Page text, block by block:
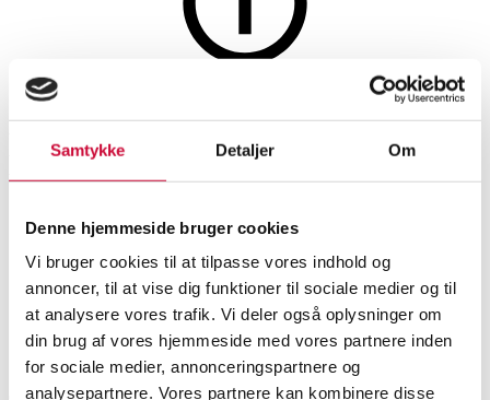
Samtykke Detaljer Om
Denne hjemmeside bruger cookies
Vi bruger cookies til at tilpasse vores indhold og
annoncer, til at vise dig funktioner til sociale medier og til
at analysere vores trafik. Vi deler også oplysninger om
din brug af vores hjemmeside med vores partnere inden
for sociale medier, annonceringspartnere og
analysepartnere. Vores partnere kan kombinere disse
Skind og læder
Miss Syberg: 'Nordic
Winecooler' i sort skind samt et
gotlandsk lammeskind , hvid
og gråmeleret (2)
SHOWROOMVURDERINGVARENUMMER